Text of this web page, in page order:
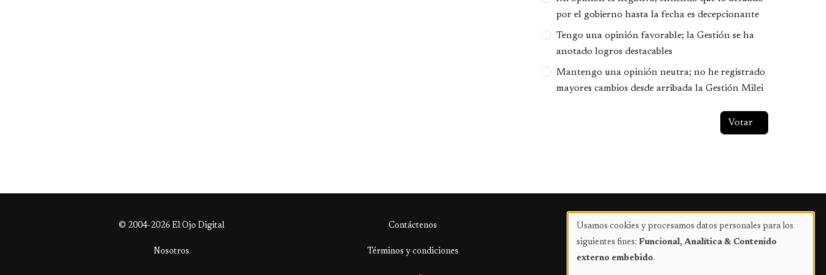
por el gobierno hasta la fecha es decepcionante
Tengo una opinión favorable; la Gestión se ha
anotado logros destacables
Mantengo una opinión neutra; no he registrado
mayores cambios desde arribada la Gestión Milei
© 2004-2026 El Ojo Digital Contáctenos Publicidad
Nosotros Términos y condiciones
Uso
de
Usamos cookies y procesamos datos personales para los
siguientes fines: Funcional, Analítica & Contenido
externo embebido.